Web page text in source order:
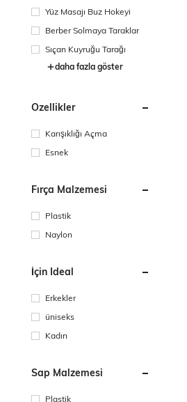
Yüz Masajı Buz Hokeyi
Berber Solmaya Taraklar
Sıçan Kuyruğu Tarağı
daha fazla göster
Özellikler
Karışıklığı Açma
Esnek
Fırça Malzemesi
Plastik
Naylon
İçin Ideal
Erkekler
üniseks
Kadın
Sap Malzemesi
Plastik